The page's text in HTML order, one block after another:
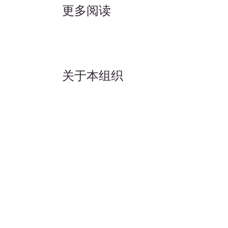
更多阅读
关于本组织